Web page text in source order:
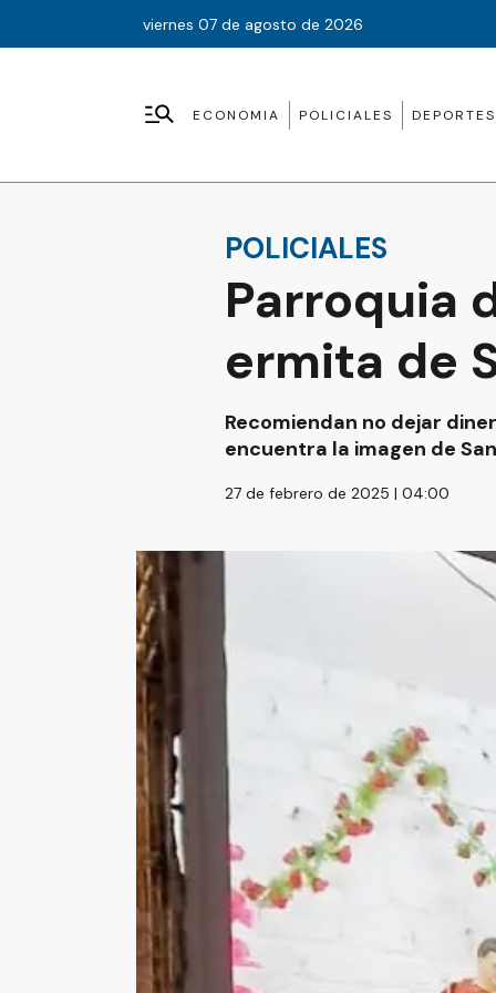
viernes 07 de agosto de 2026
ECONOMIA POLICIALES DEPORTES
POLICIALES
Parroquia
ermita de
Recomiendan no dejar
encuentra la imagen de
27 de febrero de 2025 | 04:00